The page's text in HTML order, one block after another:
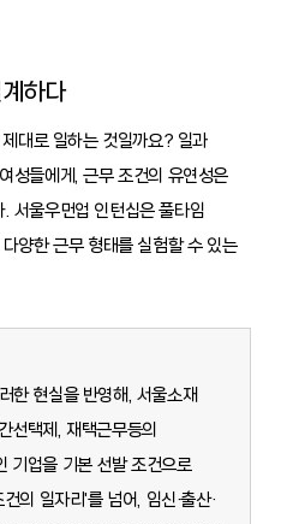
하다
대로 일하는 것일까요? 일과
성들에게, 근무 조건의 유연성은
서울우먼업 인턴십은 풀타임
양한 근무 형태를 실험할 수 있는
한 현실을 반영해, 서울소재
선택제, 재택근무등의
기업을 기본 선발 조건으로
의 일자리'를 넘어, 임신·출산·